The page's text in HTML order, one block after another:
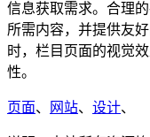
信息获取需求。合理
所需内容，并提供友
时，栏目页面的视觉
性。
页面、 网站、 设计、